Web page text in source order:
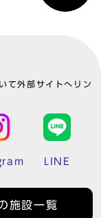
て外部サイトへリン
LINE
施設一覧